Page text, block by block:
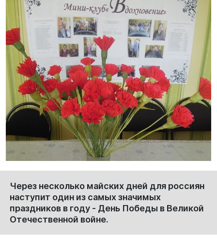
Через несколько майских дней для россиян
наступит один из самых значимых
праздников в году - День Победы в Великой
Отечественной войне.